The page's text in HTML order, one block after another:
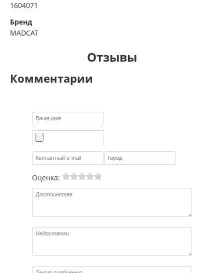
1604071
Бренд
MADCAT
Отзывы
Комментарии
Оценка: